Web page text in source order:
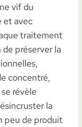
vif du
et avec
traitement
préserver la
concentré,
se révèle
la
peu de produit